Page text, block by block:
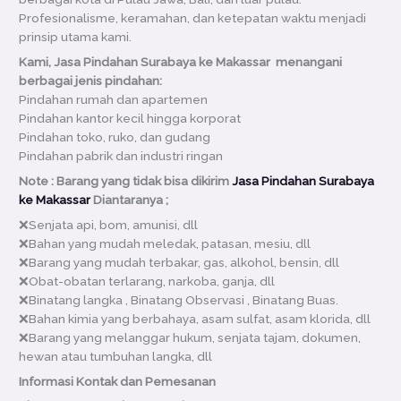
Profesionalisme, keramahan, dan ketepatan waktu menjadi
prinsip utama kami.
Kami, Jasa Pindahan Surabaya ke Makassar menangani
berbagai jenis pindahan:
Pindahan rumah dan apartemen
Pindahan kantor kecil hingga korporat
Pindahan toko, ruko, dan gudang
Pindahan pabrik dan industri ringan
Note : Barang yang tidak bisa dikirimJasa Pindahan Surabaya
ke MakassarDiantaranya ;
❌Senjata api, bom, amunisi, dll
❌Bahan yang mudah meledak, patasan, mesiu, dll
❌Barang yang mudah terbakar, gas, alkohol, bensin, dll
❌Obat-obatan terlarang, narkoba, ganja, dll
❌Binatang langka , Binatang Observasi , Binatang Buas.
❌Bahan kimia yang berbahaya, asam sulfat, asam klorida, dll
❌Barang yang melanggar hukum, senjata tajam, dokumen,
hewan atau tumbuhan langka, dll
Informasi Kontak dan Pemesanan